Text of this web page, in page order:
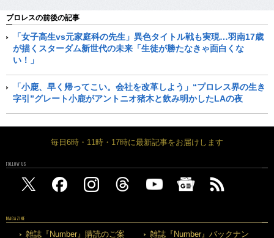
プロレスの前後の記事
「女子高生vs元家庭科の先生」異色タイトル戦も実現…羽南17歳
が描くスターダム新世代の未来「生徒が勝たなきゃ面白くな
い！」
「小鹿、早く帰ってこい。会社を改革しよう」“プロレス界の生き
字引”グレート小鹿がアントニオ猪木と飲み明かしたLAの夜
毎日6時・11時・17時に最新記事をお届けします
FOLLOW US
MAGAZINE
雑誌『Number』購読のご案
雑誌『Number』バックナン